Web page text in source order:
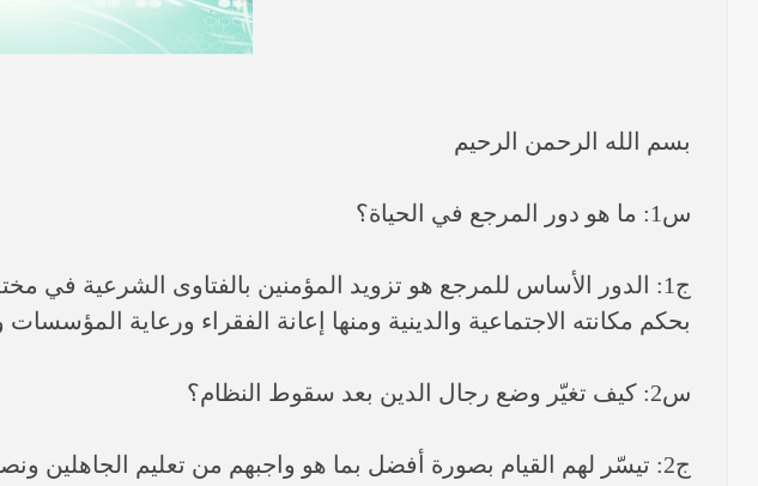
بسم الله الرحمن الرحيم
س1: ما هو دور المرجع في الحياة؟
ج1: الدور الأساس للمرجع هو تزويد المؤمنين بالفتاوى الشرعية في
بحكم مكانته الاجتماعية والدينية ومنها إعانة الفقراء ورعاية المؤسسات
س2: كيف تغيّر وضع رجال الدين بعد سقوط النظام؟
ج2: تيسّر لهم القيام بصورة أفضل بما هو واجبهم من تعليم الجاهلين